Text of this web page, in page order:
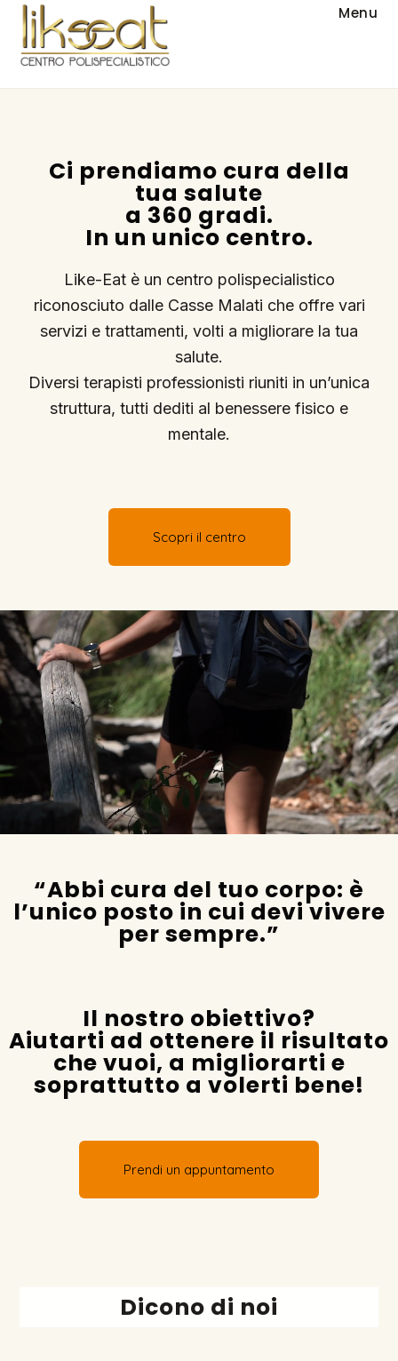
Menu
Ci prendiamo cura della
tua salute
a 360 gradi.
In un unico centro.
Like-Eat è un centro polispecialistico
riconosciuto dalle Casse Malati che offre vari
servizi e trattamenti, volti a migliorare la tua
salute.
Diversi terapisti professionisti riuniti in un’unica
struttura, tutti dediti al benessere fisico e
mentale.
Scopri il centro
“Abbi cura del tuo corpo: è
l’unico posto in cui devi vivere
per sempre.”
Il nostro obiettivo?
Aiutarti ad ottenere il risultato
che vuoi, a migliorarti e
soprattutto a volerti bene!
Prendi un appuntamento
Dicono di noi